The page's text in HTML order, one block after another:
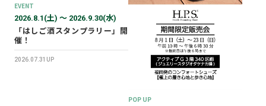
EVENT
2026.8.1(土) 〜 2026.9.30(水)
「はしご酒スタンプラリー」開
催！
2026.07.31UP
POP UP